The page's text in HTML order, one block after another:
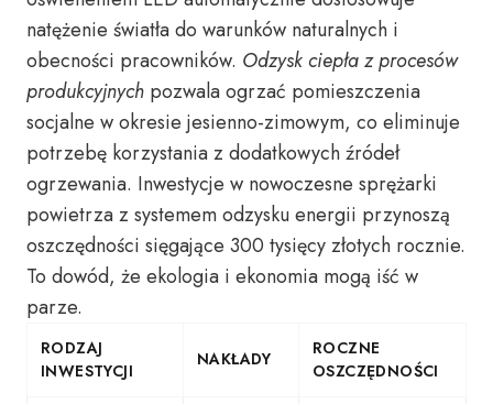
natężenie światła do warunków naturalnych i
obecności pracowników. Odzysk ciepła z procesów
produkcyjnych pozwala ogrzać pomieszczenia
socjalne w okresie jesienno-zimowym, co eliminuje
potrzebę korzystania z dodatkowych źródeł
ogrzewania. Inwestycje w nowoczesne sprężarki
powietrza z systemem odzysku energii przynoszą
oszczędności sięgające 300 tysięcy złotych rocznie.
To dowód, że ekologia i ekonomia mogą iść w
parze.
RODZAJ
INWESTYCJI
NAKŁADY
ROCZNE
OSZCZĘDNOŚCI